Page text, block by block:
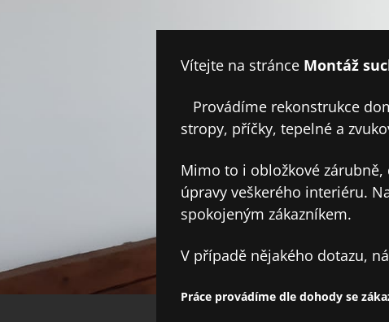
Vítejte na stránce Montáž
Provádíme rekonstrukce
stropy, příčky, tepelné a
Mimo to i obložkové zárubně,
úpravy veškerého interiéru.
spokojeným zákazníkem.
V případě nějakého dotazu,
Práce provádíme dle dohody se